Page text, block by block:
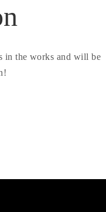
in the works and will be